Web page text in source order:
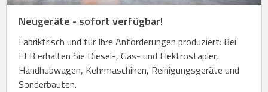
Neugeräte - sofort verfügbar!
Fabrikfrisch und für Ihre Anforderungen produziert: Bei
FFB erhalten Sie Diesel-, Gas- und Elektrostapler,
Handhubwagen, Kehrmaschinen, Reinigungsgeräte und
Sonderbauten.